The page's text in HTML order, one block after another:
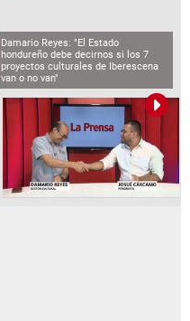
Damario Reyes: "El Estado
hondureño debe decirnos si los 7
proyectos culturales de Iberescena
van o no van"